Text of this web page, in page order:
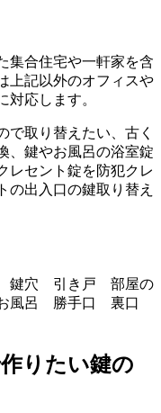
集合住宅や一軒家を含
上記以外のオフィスや
対応します。
で取り替えたい、古く
、鍵やお風呂の浴室錠
レセント錠を防犯クレ
の出入口の鍵取り替え
鍵穴 引き戸 部屋の
風呂 勝手口 裏口
鍵の